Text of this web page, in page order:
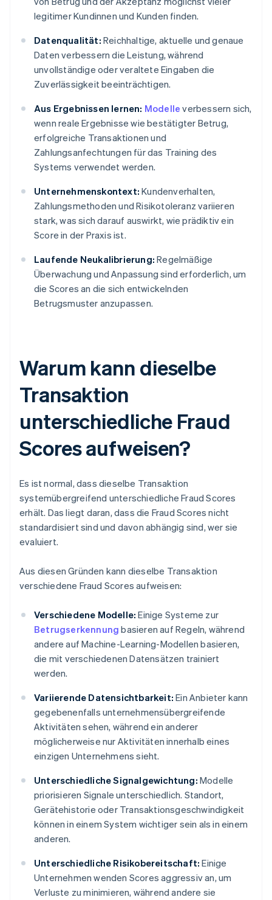
legitimer Kundinnen und Kunden finden.
Datenqualität: Reichhaltige, aktuelle und genaue
Daten verbessern die Leistung, während
unvollständige oder veraltete Eingaben die
Zuverlässigkeit beeinträchtigen.
Aus Ergebnissen lernen: Modelle verbessern sich,
wenn reale Ergebnisse wie bestätigter Betrug,
erfolgreiche Transaktionen und
Zahlungsanfechtungen für das Training des
Systems verwendet werden.
Unternehmenskontext: Kundenverhalten,
Zahlungsmethoden und Risikotoleranz variieren
stark, was sich darauf auswirkt, wie prädiktiv ein
Score in der Praxis ist.
Laufende Neukalibrierung: Regelmäßige
Überwachung und Anpassung sind erforderlich, um
die Scores an die sich entwickelnden
Betrugsmuster anzupassen.
Warum kann dieselbe
Transaktion
unterschiedliche Fraud
Scores aufweisen?
Es ist normal, dass dieselbe Transaktion
systemübergreifend unterschiedliche Fraud Scores
erhält. Das liegt daran, dass die Fraud Scores nicht
standardisiert sind und davon abhängig sind, wer sie
evaluiert.
Aus diesen Gründen kann dieselbe Transaktion
verschiedene Fraud Scores aufweisen:
Verschiedene Modelle: Einige Systeme zur
Betrugserkennung basieren auf Regeln, während
andere auf Machine-Learning-Modellen basieren,
die mit verschiedenen Datensätzen trainiert
werden.
Variierende Datensichtbarkeit: Ein Anbieter kann
gegebenenfalls unternehmensübergreifende
Aktivitäten sehen, während ein anderer
möglicherweise nur Aktivitäten innerhalb eines
einzigen Unternehmens sieht.
Unterschiedliche Signalgewichtung: Modelle
priorisieren Signale unterschiedlich. Standort,
Gerätehistorie oder Transaktionsgeschwindigkeit
können in einem System wichtiger sein als in einem
anderen.
Unterschiedliche Risikobereitschaft: Einige
Unternehmen wenden Scores aggressiv an, um
Verluste zu minimieren, während andere sie